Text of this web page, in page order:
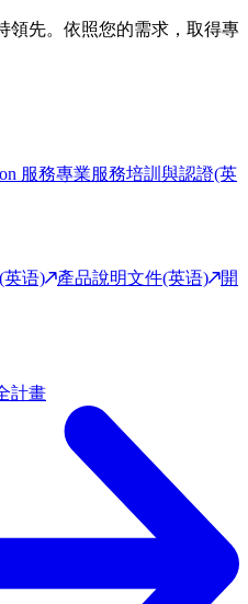
領先。依照您的需求，取得專
服務專業服務培訓與認證(英
英语) 產品說明文件(英语)
開
計畫